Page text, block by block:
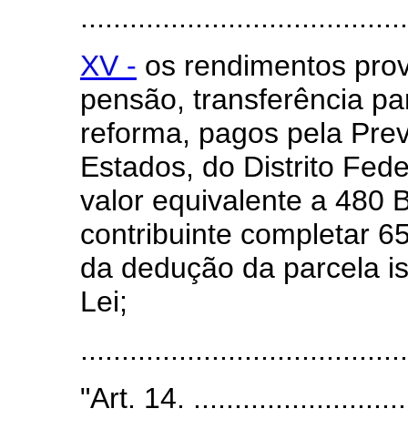
XV - os rendimentos
pensão, transferência
reforma, pagos pela
Estados, do Distrito
valor equivalente a 480
contribuinte completar
da dedução da parcela
Lei;
"Art. 14.